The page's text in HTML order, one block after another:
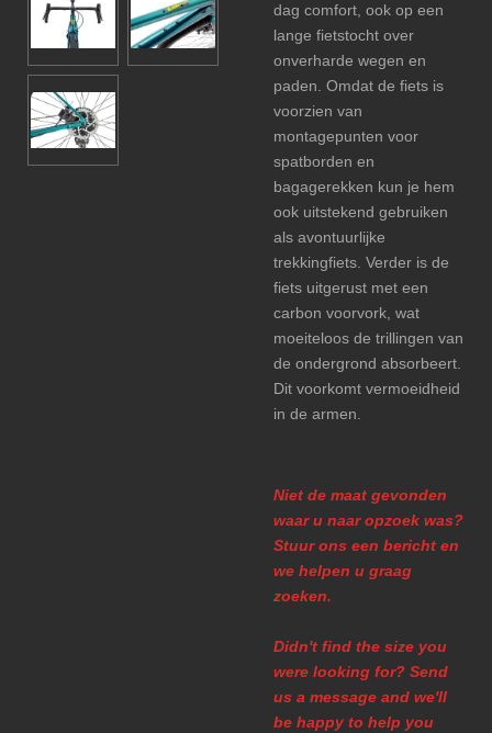
dag comfort, ook op een
lange fietstocht over
onverharde wegen en
paden. Omdat de fiets is
voorzien van
montagepunten voor
spatborden en
bagagerekken kun je hem
ook uitstekend gebruiken
als avontuurlijke
trekkingfiets. Verder is de
fiets uitgerust met een
carbon voorvork, wat
moeiteloos de trillingen van
de ondergrond absorbeert.
Dit voorkomt vermoeidheid
in de armen.
Niet de maat gevonden
waar u naar opzoek was?
Stuur ons een bericht en
we helpen u graag
zoeken.
Didn't find the size you
were looking for? Send
us a message and we'll
be happy to help you